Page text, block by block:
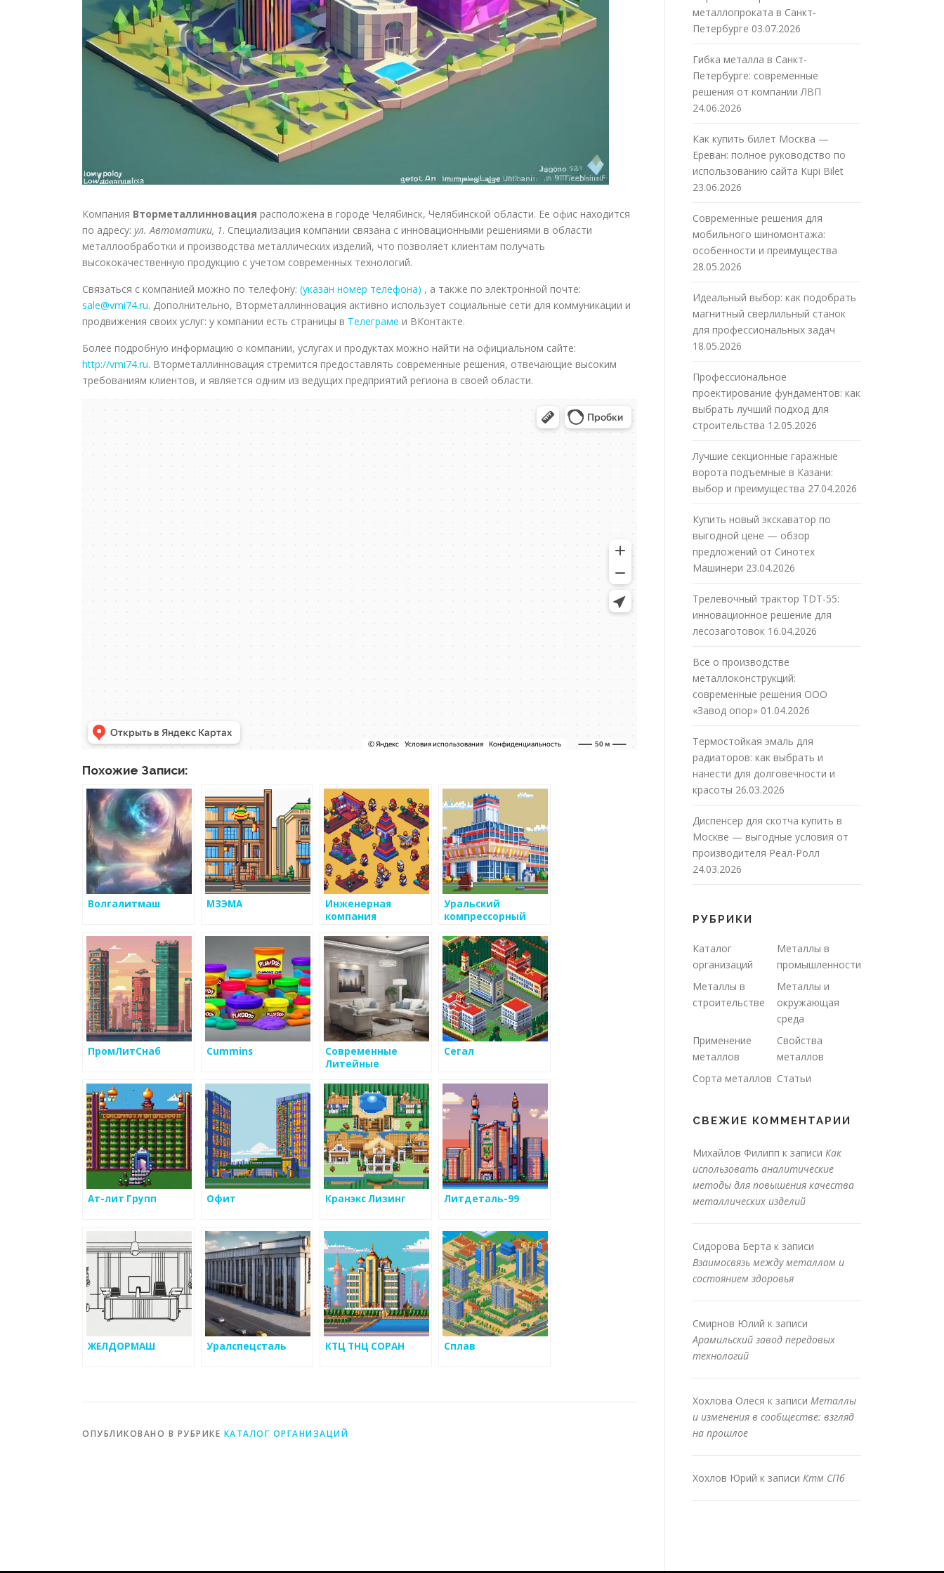
Компания Вторметаллинновация расположена в городе Челябинск, Челябинской области. Ее офис находится
по адресу: ул. Автоматики, 1. Специализация компании связана с инновационными решениями в области
металлообработки и производства металлических изделий, что позволяет клиентам получать
высококачественную продукцию с учетом современных технологий.
Связаться с компанией можно по телефону: (указан номер телефона) , а также по электронной почте:
sale@vmi74.ru. Дополнительно, Вторметаллинновация активно использует социальные сети для коммуникации и
продвижения своих услуг: у компании есть страницы в Телеграме и ВКонтакте.
Более подробную информацию о компании, услугах и продуктах можно найти на официальном сайте:
http://vmi74.ru. Вторметаллинновация стремится предоставлять современные решения, отвечающие высоким
требованиям клиентов, и является одним из ведущих предприятий региона в своей области.
Похожие Записи:
Волгалитмаш МЗЭМА
Инженерная
компания
Уральский
компрессорный
ПромЛитСнаб Cummins
Современные
Литейные
Сегал
Ат-лит Групп Офит Кранэкс Лизинг Литдеталь-99
ЖЕЛДОРМАШ Уралспецсталь КТЦ ТНЦ СОРАН Сплав
ОПУБЛИКОВАНО В РУБРИКЕ КАТАЛОГ ОРГАНИЗАЦИЙ
металлопроката в Санкт-
Петербурге 03.07.2026
Гибка металла в Санкт-
Петербурге: современные
решения от компании ЛВП
24.06.2026
Как купить билет Москва —
Ереван: полное руководство по
использованию сайта Kupi Bilet
23.06.2026
Современные решения для
мобильного шиномонтажа:
особенности и преимущества
28.05.2026
Идеальный выбор: как подобрать
магнитный сверлильный станок
для профессиональных задач
18.05.2026
Профессиональное
проектирование фундаментов: как
выбрать лучший подход для
строительства 12.05.2026
Лучшие секционные гаражные
ворота подъемные в Казани:
выбор и преимущества 27.04.2026
Купить новый экскаватор по
выгодной цене — обзор
предложений от Синотех
Машинери 23.04.2026
Трелевочный трактор TDT-55:
инновационное решение для
лесозаготовок 16.04.2026
Все о производстве
металлоконструкций:
современные решения ООО
«Завод опор» 01.04.2026
Термостойкая эмаль для
радиаторов: как выбрать и
нанести для долговечности и
красоты 26.03.2026
Диспенсер для скотча купить в
Москве — выгодные условия от
производителя Реал-Ролл
24.03.2026
РУБРИКИ
Каталог
организаций
Металлы в
промышленности
Металлы в
строительстве
Металлы и
окружающая
среда
Применение
металлов
Свойства
металлов
Сорта металлов Статьи
СВЕЖИЕ КОММЕНТАРИИ
Михайлов Филипп к записи Как
использовать аналитические
методы для повышения качества
металлических изделий
Сидорова Берта к записи
Взаимосвязь между металлом и
состоянием здоровья
Смирнов Юлий к записи
Арамильский завод передовых
технологий
Хохлова Олеся к записи Металлы
и изменения в сообществе: взгляд
на прошлое
Хохлов Юрий к записи Ктм СПб